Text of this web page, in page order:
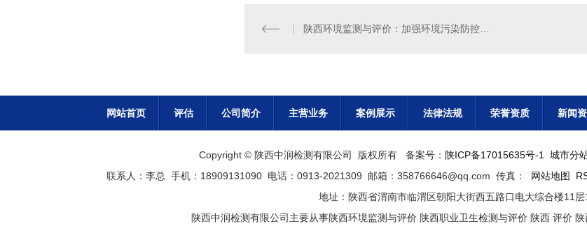
陕西环境监测与评价：加强环境污染防控工作
网站首页 评估 公司简介 主营业务 案例展示 法律法规 荣誉资质 新闻
Copyright © 陕西中润检测有限公司 版权所有 备案号： 陕ICP备17015635号-1 城市分
联系人：李总 手机：18909131090 电话：0913-2021309 邮箱：358766646@qq.com 传真： 网站地图
地址：陕西省渭南市临渭区朝阳大街西五路口电大综合楼11
陕西中润检测有限公司主要从事陕西环境监测与评价 陕西职业卫生检测与评价 陕西 评价